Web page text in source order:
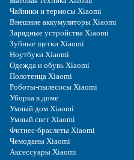
Чайники и термосы Xiaomi
Внешние аккумуляторы Xiaomi
Зарядные устройства Xiaomi
Зубные щетки Xiaomi
Ноутбуки Xiaomi
Одежда и обувь Xiaomi
Полотенца Xiaomi
Роботы-пылесосы Xiaomi
Уборка в доме
Умный дом Xiaomi
Умный свет Xiaomi
Фитнес-браслеты Xiaomi
Чемоданы Xiaomi
Аксессуары Xiaomi